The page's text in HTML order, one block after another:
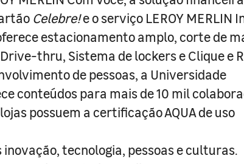
Celebre!e o serviço LEROY MERLIN
estacionamento amplo, corte de
thru, Sistema de lockers e Clique e
de pessoas, a Universidade
conteúdos para mais de 10 mil
possuem a certificação AQUA de uso
tecnologia, pessoas e culturas.